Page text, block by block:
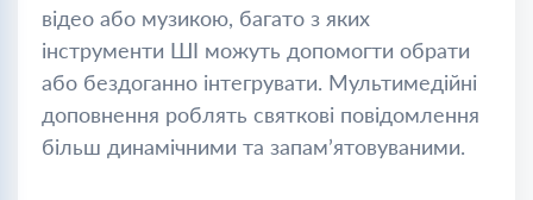
відео або музикою, багато з яких
інструменти ШІ можуть допомогти обрати
або бездоганно інтегрувати. Мультимедійні
доповнення роблять святкові повідомлення
більш динамічними та запам’ятовуваними.